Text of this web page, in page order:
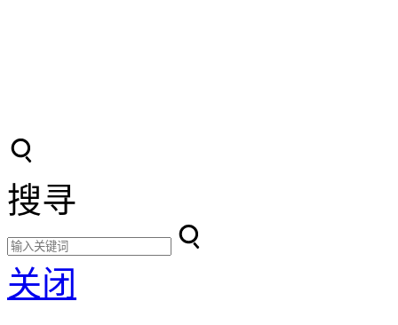
搜寻
关闭